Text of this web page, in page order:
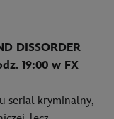
DISSORDER
19:00 w FX
serial kryminalny,